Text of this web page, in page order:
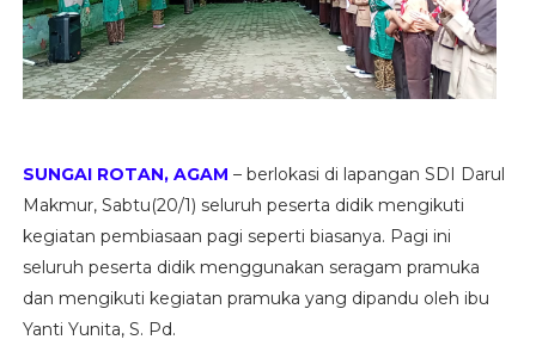
SUNGAI ROTAN, AGAM – berlokasi di lapangan SDI Darul
Makmur, Sabtu(20/1) seluruh peserta didik mengikuti
kegiatan pembiasaan pagi seperti biasanya. Pagi ini
seluruh peserta didik menggunakan seragam pramuka
dan mengikuti kegiatan pramuka yang dipandu oleh ibu
Yanti Yunita, S. Pd.